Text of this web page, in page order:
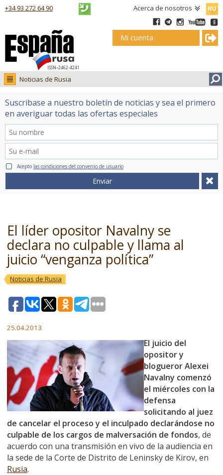
Acerca de nosotros
ISSN–2462-4241
+34 93 272 64 90
Mi cuenta
Noticias de Rusia
Noticias de Rusia
Fotos
Suscribase a nuestro boletín de noticias y sea el primero
en averiguar todas las ofertas especiales
Acepto las condiciones del convenio de usuario
Enviar
El líder opositor Navalny se
declara no culpable y llama al
juicio “venganza política”
Noticias de Rusia
25.04.2013
El juicio del
opositor y
blogueror Alexei
Navalny comenzó
el miércoles con la
defensa
solicitando al juez
de cancelar el proceso y el inculpado declarándose no
culpable de los cargos de malversación de fondos, de
acuerdo con una transmisión en vivo de la audiencia en
la sede de la Corte de Distrito de Leninsky de Kirov, en
Rusia.